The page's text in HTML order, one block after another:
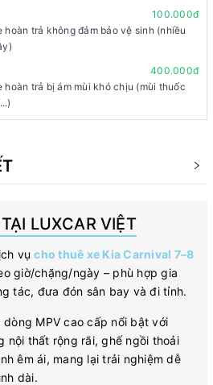
100.000đ
hoàn trả không đảm bảo vệ sinh (nhiều
400.000đ
hoàn trả bị ám mùi khó chịu (mùi thuốc
LUXCAR VIỆT
vụcho thuê xe Kia Carnival 7–8
giờ/chặng/ngày – phù hợp gia
tác, đưa đón sân bay và đi tỉnh.
dòng MPV cao cấp nổi bật với
nội thất rộng rãi, ghế ngồi thoải
êm ái, mang lại trải nghiệm dễ
dài.